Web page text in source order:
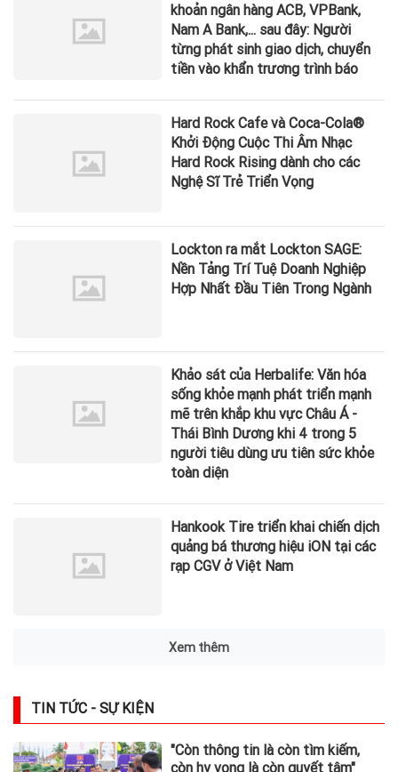
khoản ngân hàng ACB, VPBank,
Nam A Bank,... sau đây: Người
từng phát sinh giao dịch, chuyển
tiền vào khẩn trương trình báo
Hard Rock Cafe và Coca-Cola®
Khởi Động Cuộc Thi Âm Nhạc
Hard Rock Rising dành cho các
Nghệ Sĩ Trẻ Triển Vọng
Lockton ra mắt Lockton SAGE:
Nền Tảng Trí Tuệ Doanh Nghiệp
Hợp Nhất Đầu Tiên Trong Ngành
Khảo sát của Herbalife: Văn hóa
sống khỏe mạnh phát triển mạnh
mẽ trên khắp khu vực Châu Á -
Thái Bình Dương khi 4 trong 5
người tiêu dùng ưu tiên sức khỏe
toàn diện
Hankook Tire triển khai chiến dịch
quảng bá thương hiệu iON tại các
rạp CGV ở Việt Nam
Lãi suất ngân hàng 4/8 tại